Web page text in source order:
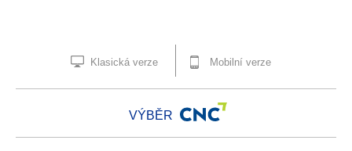
Klasická verze Mobilní verze
VÝBĚR